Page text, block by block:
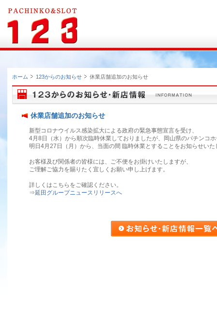
ホーム 123からのお知らせ 休業店舗追加のお知らせ
休業店舗追加のお知らせ
新型コロナウイルス感染拡大による政府の緊急事態宣言を受け、
4月8日（水）から順次臨時休業しておりましたが、岡山県のパチンコ
明日4月27日（月）から、当面の間 臨時休業とすることをお知らせいた
お客様及び関係者の皆様には、ご不便をお掛けいたしますが、
ご理解ご協力を賜りたく宜しくお願い申し上げます。
詳しくはこちらをご確認ください。
⇒延田グループニュースリリースへ